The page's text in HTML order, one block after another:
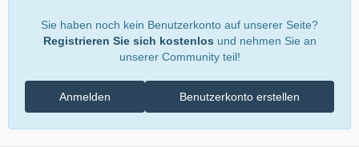
Sie haben noch kein Benutzerkonto auf unserer Seite?
Registrieren Sie sich kostenlos und nehmen Sie an
unserer Community teil!
Benutzerkonto erstellen
Anmelden